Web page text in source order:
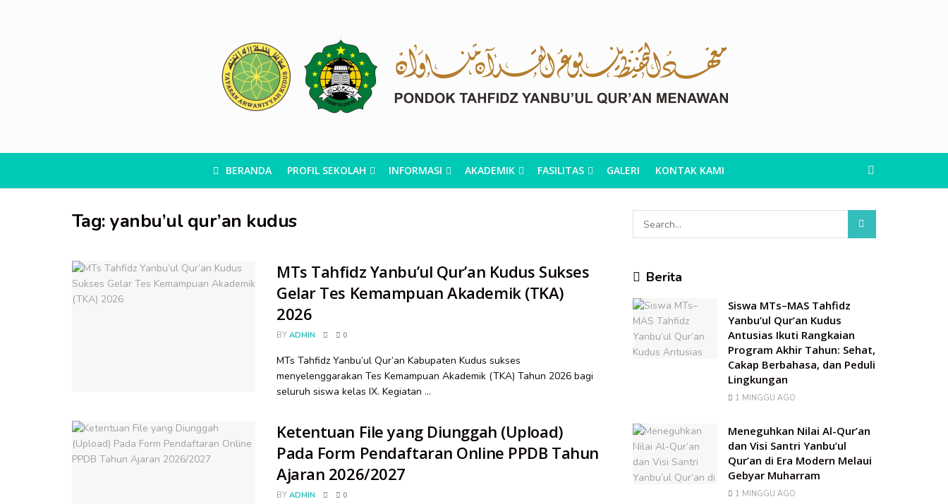
BERANDA PROFIL SEKOLAH INFORMASI AKADEMIK FASILITAS GALERI KONTAK KAMI
Tag:yanbu’ul qur’an kudus
MTs Tahfidz Yanbu’ul Qur’an Kudus Sukses
Gelar Tes Kemampuan Akademik (TKA)
2026
BY ADMIN 0
MTs Tahfidz Yanbu’ul Qur’an Kabupaten Kudus sukses
menyelenggarakan Tes Kemampuan Akademik (TKA) Tahun 2026 bagi
seluruh siswa kelas IX. Kegiatan ...
Ketentuan File yang Diunggah (Upload)
Pada Form Pendaftaran Online PPDB Tahun
Ajaran 2026/2027
BY ADMIN 0
Berita
Siswa MTs–MAS Tahfidz
Yanbu’ul Qur’an Kudus
Antusias Ikuti Rangkaian
Program Akhir Tahun: Sehat,
Cakap Berbahasa, dan Peduli
Lingkungan
1 MINGGU AGO
Meneguhkan Nilai Al-Qur’an
dan Visi Santri Yanbu’ul
Qur’an di Era Modern Melaui
Gebyar Muharram
1 MINGGU AGO